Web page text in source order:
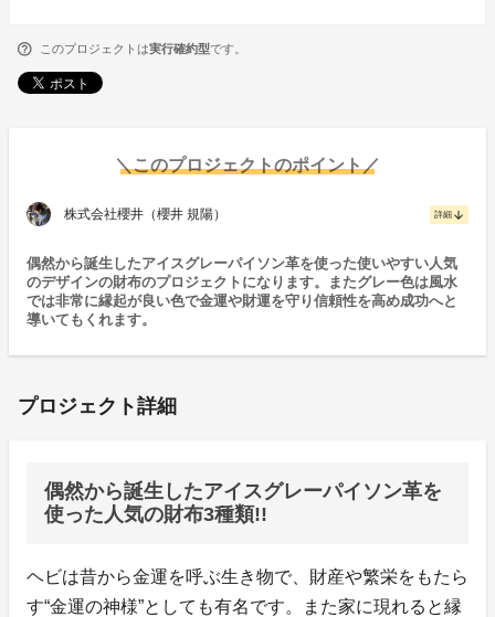
このプロジェクトは実行確約型です。
＼このプロジェクトのポイント／
株式会社櫻井（櫻井 規陽） 詳細 arrow_downward
偶然から誕生したアイスグレーパイソン革を使った使いやすい人気
のデザインの財布のプロジェクトになります。またグレー色は風水
では非常に縁起が良い色で金運や財運を守り信頼性を高め成功へと
導いてもくれます。
プロジェクト詳細
偶然から誕生したアイスグレーパイソン革を
使った人気の財布3種類!!
ヘビは昔から金運を呼ぶ生き物で、財産や繁栄をもたら
す“金運の神様”としても有名です。また家に現れると縁